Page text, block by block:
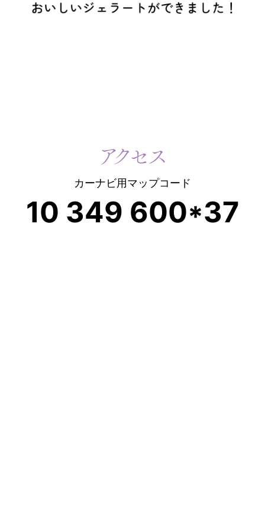
アクセス
カーナビ用マップコード
10 349 600*37